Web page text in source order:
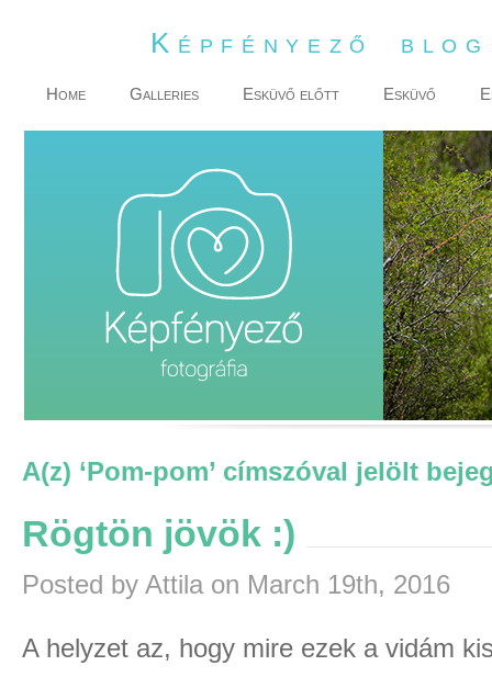
Képfényező
Home Galleries Esküvő előtt Esküvő
A(z) ‘Pom-pom’ címszóval jelölt
Rögtön jövök :)
Posted by Attila on March 19th, 2016
A helyzet az, hogy mire ezek a vidám